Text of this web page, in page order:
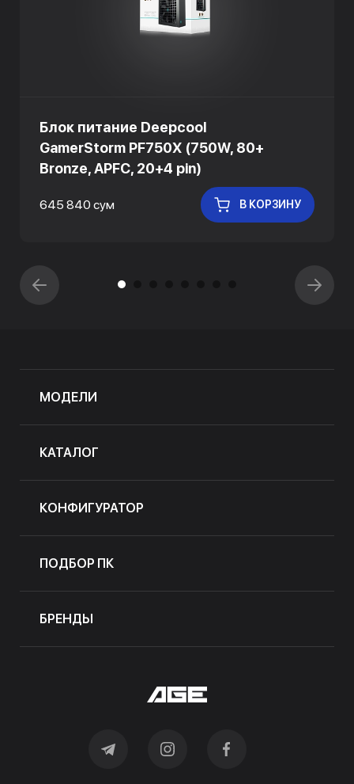
Блок питание Deepcool
GamerStorm PF750X (750W, 80+
Bronze, APFC, 20+4 pin)
645 840 сум В КОРЗИНУ
МОДЕЛИ
КАТАЛОГ
КОНФИГУРАТОР
ПОДБОР ПК
БРЕНДЫ